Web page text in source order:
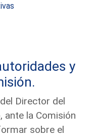
y
Director del
ante la Comisión
sobre el